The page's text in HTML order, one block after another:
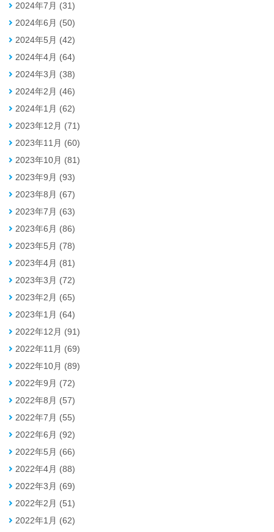
2024年7月 (31)
2024年6月 (50)
2024年5月 (42)
2024年4月 (64)
2024年3月 (38)
2024年2月 (46)
2024年1月 (62)
2023年12月 (71)
2023年11月 (60)
2023年10月 (81)
2023年9月 (93)
2023年8月 (67)
2023年7月 (63)
2023年6月 (86)
2023年5月 (78)
2023年4月 (81)
2023年3月 (72)
2023年2月 (65)
2023年1月 (64)
2022年12月 (91)
2022年11月 (69)
2022年10月 (89)
2022年9月 (72)
2022年8月 (57)
2022年7月 (55)
2022年6月 (92)
2022年5月 (66)
2022年4月 (88)
2022年3月 (69)
2022年2月 (51)
2022年1月 (62)